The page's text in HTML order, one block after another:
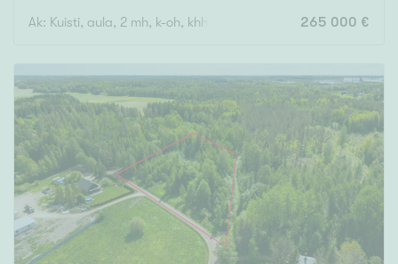
Ak: Kuisti, aula, 2 mh, k-oh, khh, wc, ph, s. Yk: Aula, 2 mh.
265 000 €